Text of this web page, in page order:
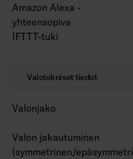
Amazon Alexa -
yhteensopiva
IFTTT-tuki
Valotekniset tiedot
Valonjako
Valon jakautuminen
(symmetrinen/epäsymmetri